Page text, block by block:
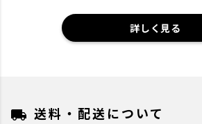
詳しく見る
local_shipping 送料・配送について